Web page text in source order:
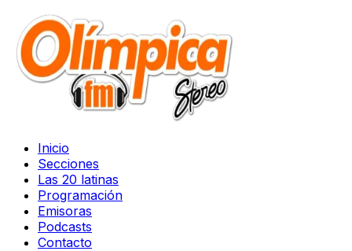
Inicio
Secciones
Las 20 latinas
Programación
Emisoras
Podcasts
Contacto